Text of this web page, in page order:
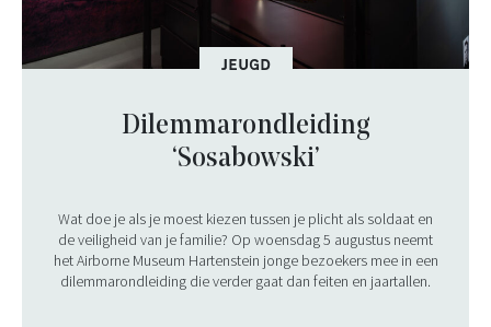
JEUGD
Dilemmarondleiding
‘Sosabowski’
Wat doe je als je moest kiezen tussen je plicht als soldaat en
de veiligheid van je familie? Op woensdag 5 augustus neemt
het Airborne Museum Hartenstein jonge bezoekers mee in een
dilemmarondleiding die verder gaat dan feiten en jaartallen.